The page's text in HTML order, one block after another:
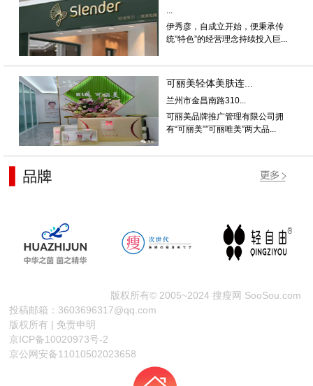
伊秀彦，自成立开始，便秉承传
统”特色”的经营理念持续投入巨...
可丽美轻体美肤连...
兰州市金昌南路310...
可丽美品牌推广管理有限公司拥
有“可丽美””可丽唯美”两大品...
版权所有© 2005~2024 搜瘦网 SooSou.com
投稿邮箱：3603696317@qq.com
版权所有 | 免责申明
京ICP备10020973号-2
京公网安备11010502023658